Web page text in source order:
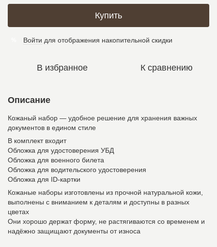
Купить
Войти для отображения накопительной скидки
В избранное К сравнению
Описание
Кожаный набор — удобное решение для хранения важных
документов в едином стиле
В комплект входит
Обложка для удостоверения УБД
Обложка для военного билета
Обложка для водительского удостоверения
Обложка для ID-картки
Кожаные наборы изготовлены из прочной натуральной кожи,
выполнены с вниманием к деталям и доступны в разных
цветах
Они хорошо держат форму, не растягиваются со временем и
надёжно защищают документы от износа